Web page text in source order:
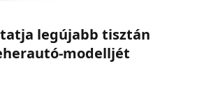
legújabb tisztán
modelljét